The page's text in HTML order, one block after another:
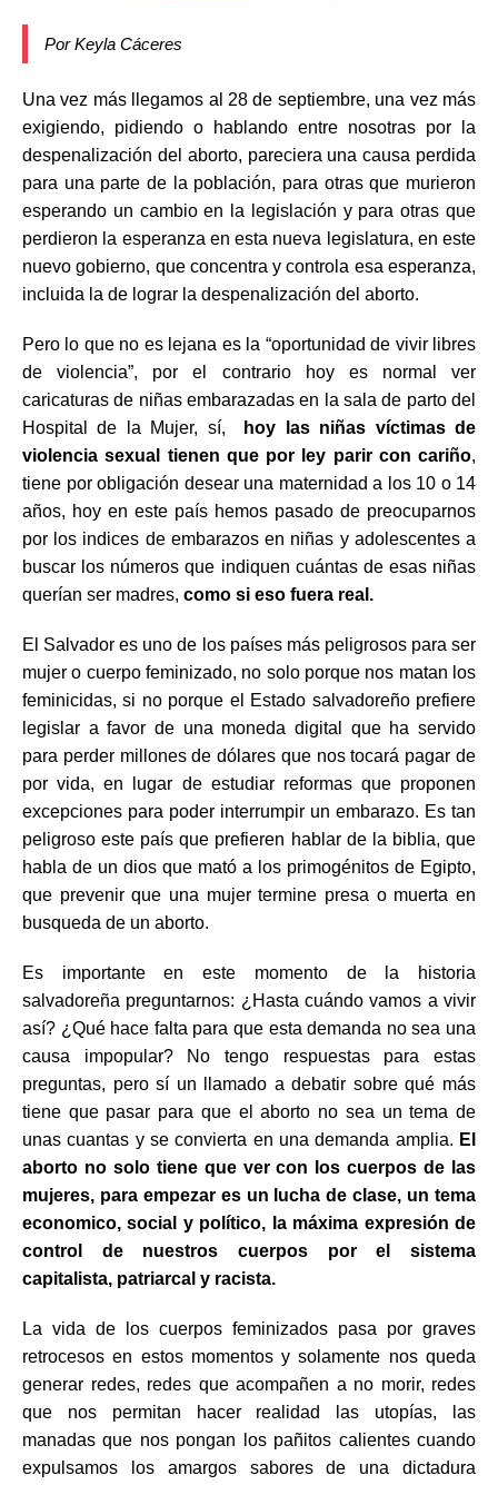
Por Keyla Cáceres
Una vez más llegamos al 28 de septiembre, una vez más
exigiendo, pidiendo o hablando entre nosotras por la
despenalización del aborto, pareciera una causa perdida
para una parte de la población, para otras que murieron
esperando un cambio en la legislación y para otras que
perdieron la esperanza en esta nueva legislatura, en este
nuevo gobierno, que concentra y controla esa esperanza,
incluida la de lograr la despenalización del aborto.
Pero lo que no es lejana es la “oportunidad de vivir libres
de violencia”, por el contrario hoy es normal ver
caricaturas de niñas embarazadas en la sala de parto del
Hospital de la Mujer, sí,
hoy las niñas víctimas de
violencia sexual tienen que por ley parir con cariño,
tiene por obligación desear una maternidad a los 10 o 14
años, hoy en este país hemos pasado de preocuparnos
por los indices de embarazos en niñas y adolescentes a
buscar los números que indiquen cuántas de esas niñas
querían ser madres, como si eso fuera real.
El Salvador es uno de los países más peligrosos para ser
mujer o cuerpo feminizado, no solo porque nos matan los
feminicidas, si no porque el Estado salvadoreño prefiere
legislar a favor de una moneda digital que ha servido
para perder millones de dólares que nos tocará pagar de
por vida, en lugar de estudiar reformas que proponen
excepciones para poder interrumpir un embarazo. Es tan
peligroso este país que prefieren hablar de la biblia, que
habla de un dios que mató a los primogénitos de Egipto,
que prevenir que una mujer termine presa o muerta en
busqueda de un aborto.
Es importante en este momento de la historia
salvadoreña preguntarnos: ¿Hasta cuándo vamos a vivir
así? ¿Qué hace falta para que esta demanda no sea una
causa impopular? No tengo respuestas para estas
preguntas, pero sí un llamado a debatir sobre qué más
tiene que pasar para que el aborto no sea un tema de
unas cuantas y se convierta en una demanda amplia. El
aborto no solo tiene que ver con los cuerpos de las
mujeres, para empezar es un lucha de clase, un tema
economico, social y político, la máxima expresión de
control de nuestros cuerpos por el sistema
capitalista, patriarcal y racista.
La vida de los cuerpos feminizados pasa por graves
retrocesos en estos momentos y solamente nos queda
generar redes, redes que acompañen a no morir, redes
que nos permitan hacer realidad las utopías, las
manadas que nos pongan los pañitos calientes cuando
expulsamos los amargos sabores de una dictadura